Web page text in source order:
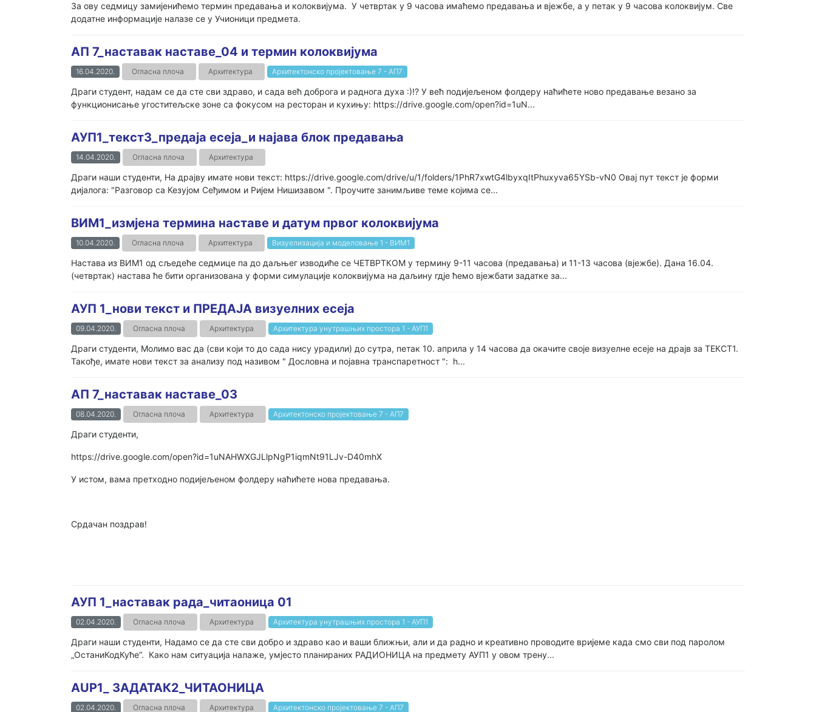
За ову седмицу замијенићемо термин предавања и колоквијума. У четвртак у 9 часова имаћемо предавања и вјежбе, а у петак у 9 часова колоквијум. Све
додатне информације налазе се у Учионици предмета.
АП 7_наставак наставе_04 и термин колоквијума
16.04.2020. Огласна плоча Архитектура Архитектонско пројектовање 7 - АП7
Драги студент, надам се да сте сви здраво, и сада већ доброга и раднога духа :)!? У већ подијељеном фолдеру наћићете ново предавање везано за
функционисање угоститељске зоне са фокусом на ресторан и кухињу: https://drive.google.com/open?id=1uN...
АУП1_текст3_предаја есеја_и најава блок предавања
14.04.2020. Огласна плоча Архитектура
Драги наши студенти, На драјву имате нови текст: https://drive.google.com/drive/u/1/folders/1PhR7xwtG4lbyxqItPhuxyva65YSb-vN0 Овај пут текст је форми
дијалога: "Разговор са Кезујом Сеђимом и Ријем Нишизавом ". Проучите занимљиве теме којима се...
ВИМ1_измјена термина наставе и датум првог колоквијума
10.04.2020. Огласна плоча Архитектура Визуелизација и моделовање 1 - ВИМ1
Настава из ВИМ1 од сљедеће седмице па до даљњег изводиће се ЧЕТВРТКОМ у термину 9-11 часова (предавања) и 11-13 часова (вјежбе). Дана 16.04.
(четвртак) настава ће бити организована у форми симулације колоквијума на даљину гдје ћемо вјежбати задатке за...
АУП 1_нови текст и ПРЕДАЈА визуелних есеја
09.04.2020. Огласна плоча Архитектура Архитектура унутрашњих простора 1 - АУП1
Драги студенти, Молимо вас да (сви који то до сада нису урадили) до сутра, петак 10. априла у 14 часова да окачите своје визуелне есеје на драјв за ТЕКСТ1.
Такође, имате нови текст за анализу под називом " Дословна и појавна транспаретност ": h...
АП 7_наставак наставе_03
08.04.2020. Огласна плоча Архитектура Архитектонско пројектовање 7 - АП7
Драги студенти,
https://drive.google.com/open?id=1uNAHWXGJLlpNgP1iqmNt91LJv-D40mhX
У истом, вама претходно подијељеном фолдеру наћићете нова предавања.
Срдачан поздрав!
АУП 1_наставак рада_читаоница 01
02.04.2020. Огласна плоча Архитектура Архитектура унутрашњих простора 1 - АУП1
Драги наши студенти, Надамо се да сте сви добро и здраво као и ваши ближњи, али и да радно и креативно проводите вријеме када смо сви под паролом
„ОстаниКодКуће“. Како нам ситуација налаже, умјесто планираних РАДИОНИЦА на предмету АУП1 у овом трену...
AUP1_ ЗАДАТАК2_ЧИТАОНИЦА
02.04.2020. Огласна плоча Архитектура Архитектонско пројектовање 7 - АП7